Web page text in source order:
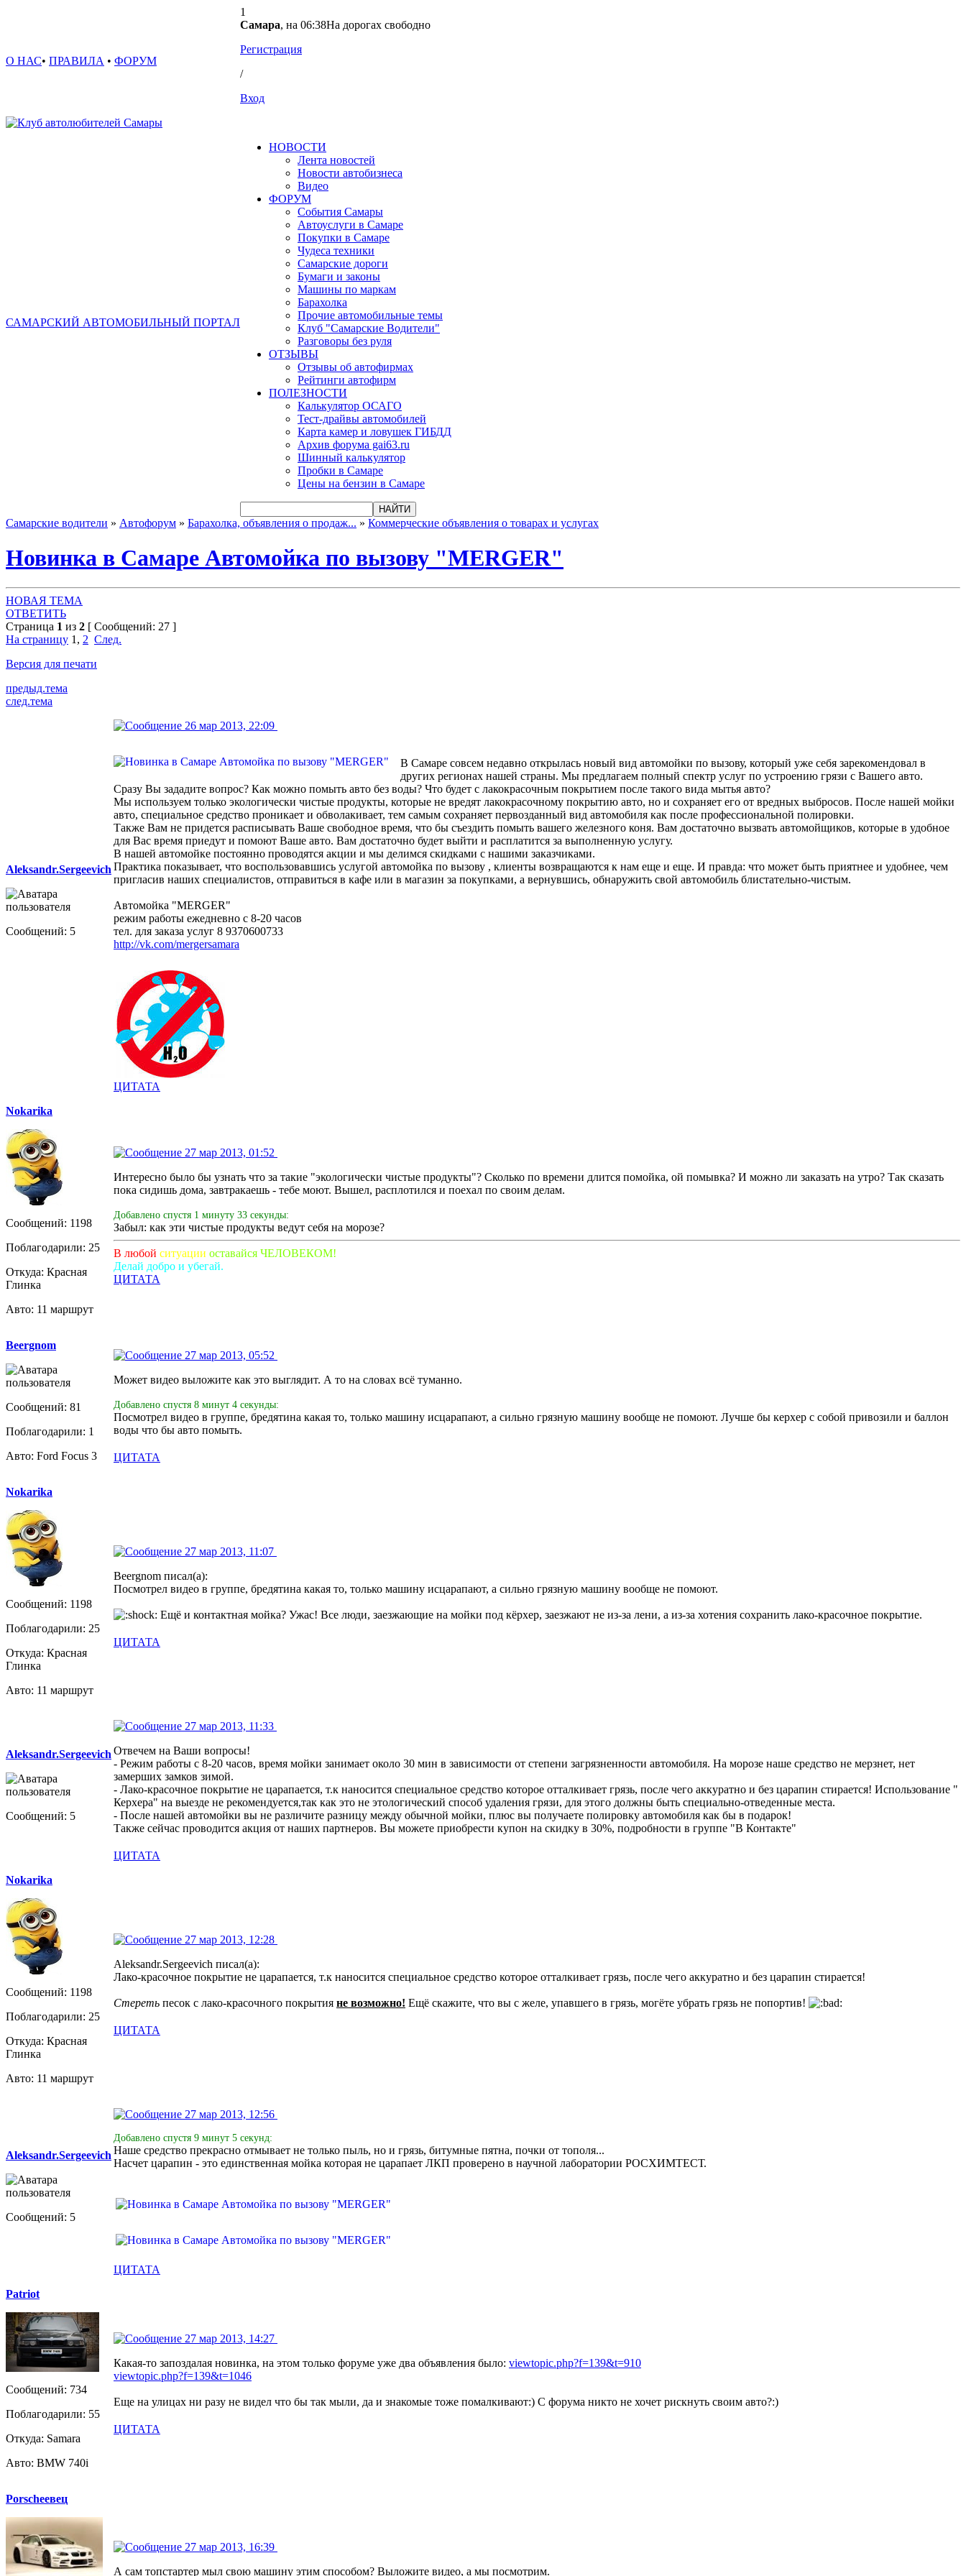
О НАС• ПРАВИЛА • ФОРУМ
1
Самара, на 06:38На дорогах свободно
Регистрация
/
Вход
САМАРСКИЙ АВТОМОБИЛЬНЫЙ ПОРТАЛ
НОВОСТИ
Лента новостей
Новости автобизнеса
Видео
ФОРУМ
События Самары
Автоуслуги в Самаре
Покупки в Самаре
Чудеса техники
Самарские дороги
Бумаги и законы
Машины по маркам
Барахолка
Прочие автомобильные темы
Клуб "Самарские Водители"
Разговоры без руля
ОТЗЫВЫ
Отзывы об автофирмах
Рейтинги автофирм
ПОЛЕЗНОСТИ
Калькулятор ОСАГО
Тест-драйвы автомобилей
Карта камер и ловушек ГИБДД
Архив форума gai63.ru
Шинный калькулятор
Пробки в Самаре
Цены на бензин в Самаре
Самарские водители » Автофорум » Барахолка, объявления о продаж... » Коммерческие объявления о товарах и услугах
Новинка в Самаре Автомойка по вызову "MERGER"
НОВАЯ ТЕМА
ОТВЕТИТЬ
Страница 1 из 2 [ Сообщений: 27 ]
На страницу 1 , 2 След.
Версия для печати
предыд.тема
след.тема
Aleksandr.Sergeevich
Сообщений: 5
26 мар 2013, 22:09
В Самаре совсем недавно открылась новый вид автомойки по вызову, который уже себя зарекомендовал в
других регионах нашей страны. Мы предлагаем полный спектр услуг по устроению грязи с Вашего авто.
Сразу Вы зададите вопрос? Как можно помыть авто без воды? Что будет с лакокрасочным покрытием после такого вида мытья авто?
Мы используем только экологически чистые продукты, которые не вредят лакокрасочному покрытию авто, но и сохраняет его от вредных выбросов. После нашей мойки
авто, специальное средство проникает и обволакивает, тем самым сохраняет первозданный вид автомобиля как после профессиональной полировки.
Также Вам не придется расписывать Ваше свободное время, что бы съездить помыть вашего железного коня. Вам достаточно вызвать автомойщиков, которые в удобное
для Вас время приедут и помоют Ваше авто. Вам достаточно будет выйти и расплатится за выполненную услугу.
В нашей автомойке постоянно проводятся акции и мы делимся скидками с нашими заказчиками.
Практика показывает, что воспользовавшись услугой автомойка по вызову , клиенты возвращаются к нам еще и еще. И правда: что может быть приятнее и удобнее, чем
пригласив наших специалистов, отправиться в кафе или в магазин за покупками, а вернувшись, обнаружить свой автомобиль блистательно-чистым.
Автомойка "MERGER"
режим работы ежедневно с 8-20 часов
тел. для заказа услуг 8 9370600733
http://vk.com/mergersamara
ЦИТАТА
Nokarika
Сообщений: 1198
Поблагодарили: 25
Откуда: Красная
Глинка
Авто: 11 маршрут
27 мар 2013, 01:52
Интересно было бы узнать что за такие "экологически чистые продукты"? Сколько по времени длится помойка, ой помывка? И можно ли заказать на утро? Так сказать
пока сидишь дома, завтракаешь - тебе моют. Вышел, расплотился и поехал по своим делам.
Добавлено спустя 1 минуту 33 секунды:
Забыл: как эти чистые продукты ведут себя на морозе?
В любой ситуации оставайся ЧЕЛОВЕКОМ!
Делай добро и убегай.
ЦИТАТА
Beergnom
Сообщений: 81
Поблагодарили: 1
Авто: Ford Focus 3
27 мар 2013, 05:52
Может видео выложите как это выглядит. А то на словах всё туманно.
Добавлено спустя 8 минут 4 секунды:
Посмотрел видео в группе, бредятина какая то, только машину исцарапают, а сильно грязную машину вообще не помоют. Лучше бы керхер с собой привозили и баллон
воды что бы авто помыть.
ЦИТАТА
Nokarika
Сообщений: 1198
Поблагодарили: 25
Откуда: Красная
Глинка
Авто: 11 маршрут
27 мар 2013, 11:07
Beergnom писал(а):
Посмотрел видео в группе, бредятина какая то, только машину исцарапают, а сильно грязную машину вообще не помоют.
Ещë и контактная мойка? Ужас! Все люди, заезжающие на мойки под кëрхер, заезжают не из-за лени, а из-за хотения сохранить лако-красочное покрытие.
ЦИТАТА
Aleksandr.Sergeevich
Сообщений: 5
27 мар 2013, 11:33
Отвечем на Ваши вопросы!
- Режим работы с 8-20 часов, время мойки занимает около 30 мин в зависимости от степени загрязненности автомобиля. На морозе наше средство не мерзнет, нет
замерших замков зимой.
- Лако-красочное покрытие не царапается, т.к наносится специальное средство которое отталкивает грязь, после чего аккуратно и без царапин стирается! Использование "
Керхера" на выезде не рекомендуется,так как это не этологический способ удаления грязи, для этого должны быть специально-отведенные места.
- После нашей автомойки вы не различите разницу между обычной мойки, плюс вы получаете полировку автомобиля как бы в подарок!
Также сейчас проводится акция от наших партнеров. Вы можете приобрести купон на скидку в 30%, подробности в группе "В Контакте"
ЦИТАТА
Nokarika
Сообщений: 1198
Поблагодарили: 25
Откуда: Красная
Глинка
Авто: 11 маршрут
27 мар 2013, 12:28
Aleksandr.Sergeevich писал(а):
Лако-красочное покрытие не царапается, т.к наносится специальное средство которое отталкивает грязь, после чего аккуратно и без царапин стирается!
Стереть песок с лако-красочного покрытия не возможно! Ещë скажите, что вы с желе, упавшего в грязь, могëте убрать грязь не попортив!
ЦИТАТА
Aleksandr.Sergeevich
Сообщений: 5
27 мар 2013, 12:56
Добавлено спустя 9 минут 5 секунд:
Наше средство прекрасно отмывает не только пыль, но и грязь, битумные пятна, почки от тополя...
Насчет царапин - это единственная мойка которая не царапает ЛКП проверено в научной лаборатории РОСХИМТЕСТ.
ЦИТАТА
Patriot
Сообщений: 734
Поблагодарили: 55
Откуда: Samara
Авто: BMW 740i
27 мар 2013, 14:27
Какая-то запоздалая новинка, на этом только форуме уже два объявления было: viewtopic.php?f=139&t=910
viewtopic.php?f=139&t=1046
Еще на улицах ни разу не видел что бы так мыли, да и знакомые тоже помалкивают:) С форума никто не хочет рискнуть своим авто?:)
ЦИТАТА
Porscheeвец
27 мар 2013, 16:39
А сам топстартер мыл свою машину этим способом? Выложите видео, а мы посмотрим.